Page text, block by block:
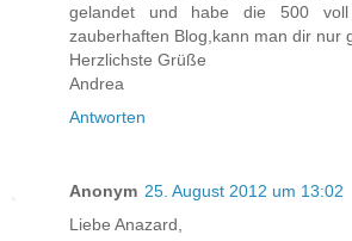
gelandet und habe die 500 voll
zauberhaften Blog,kann man dir nur
Herzlichste Grüße
Andrea
Antworten
Anonym 25. August 2012 um 13:02
Liebe Anazard,